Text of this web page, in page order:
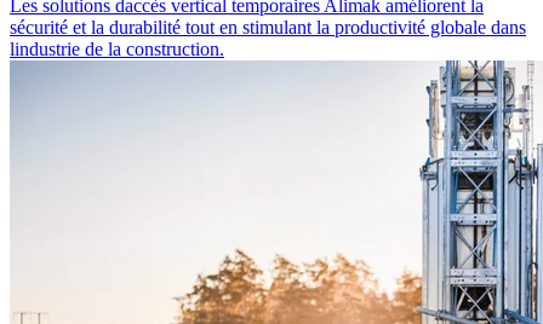
Les solutions daccès vertical temporaires Alimak améliorent la
sécurité et la durabilité tout en stimulant la productivité globale dans
lindustrie de la construction.